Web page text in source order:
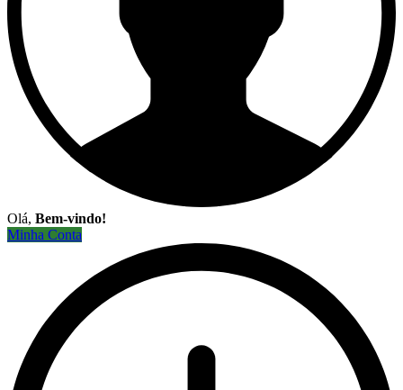
Olá, Bem-vindo!
Minha Conta